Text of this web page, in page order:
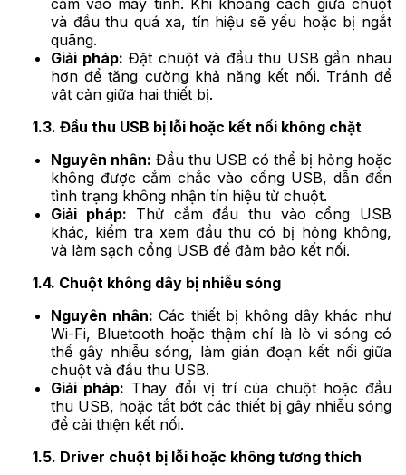
và đầu thu quá xa, tín hiệu sẽ yếu hoặc bị ngắt
quãng.
Giải pháp: Đặt chuột và đầu thu USB gần nhau
hơn để tăng cường khả năng kết nối. Tránh để
vật cản giữa hai thiết bị.
1.3. Đầu thu USB bị lỗi hoặc kết nối không chặt
Nguyên nhân: Đầu thu USB có thể bị hỏng hoặc
không được cắm chắc vào cổng USB, dẫn đến
tình trạng không nhận tín hiệu từ chuột.
Giải pháp: Thử cắm đầu thu vào cổng USB
khác, kiểm tra xem đầu thu có bị hỏng không,
và làm sạch cổng USB để đảm bảo kết nối.
1.4. Chuột không dây bị nhiễu sóng
Nguyên nhân: Các thiết bị không dây khác như
Wi-Fi, Bluetooth hoặc thậm chí là lò vi sóng có
thể gây nhiễu sóng, làm gián đoạn kết nối giữa
chuột và đầu thu USB.
Giải pháp: Thay đổi vị trí của chuột hoặc đầu
thu USB, hoặc tắt bớt các thiết bị gây nhiễu sóng
để cải thiện kết nối.
1.5. Driver chuột bị lỗi hoặc không tương thích